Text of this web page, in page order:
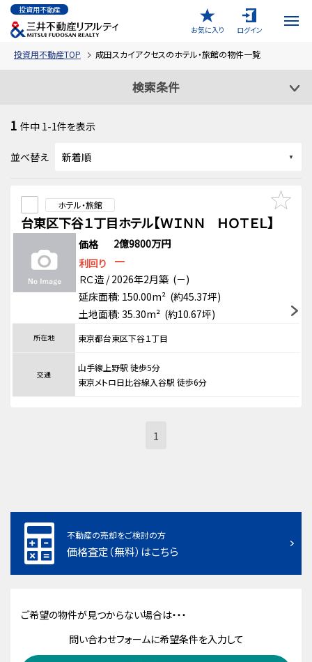
投資用不動産
お気に入り
ログイン
投資用不動産TOP 成田スカイアクセスのホテル・旅館の物件一覧
検索条件
1 件中 1-1件を表示
並べ替え
ホテル・旅館
台東区下谷１丁目ホテル【ＷＩＮＮ ＨＯＴＥＬ】
価格
2億9800万円
利回り
－
ＲＣ造 / 2026年2月築 (－)
延床面積: 150.00m² (約45.37坪)
土地面積: 35.30m² (約10.67坪)
所在地 東京都台東区下谷１丁目
交通
山手線上野駅 徒歩5分
東京メトロ日比谷線入谷駅 徒歩6分
1
不動産の売却をご検討の方
価格査定（無料）はこちら
ご希望の物件が見つからない場合は・・・
問い合わせフォームに希望条件を入力して